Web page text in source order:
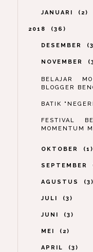
JANUARI 2
2018 36
DESEMBER
NOVEMBER
BELAJAR
BLOGGER
BATIK
FESTIVAL
MOMENTUM
OKTOBER 1
SEPTEMBER
AGUSTUS 3
JULI 3
JUNI 3
MEI 2
APRIL 3